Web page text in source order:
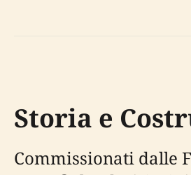
Storia e
Commissionati dalle